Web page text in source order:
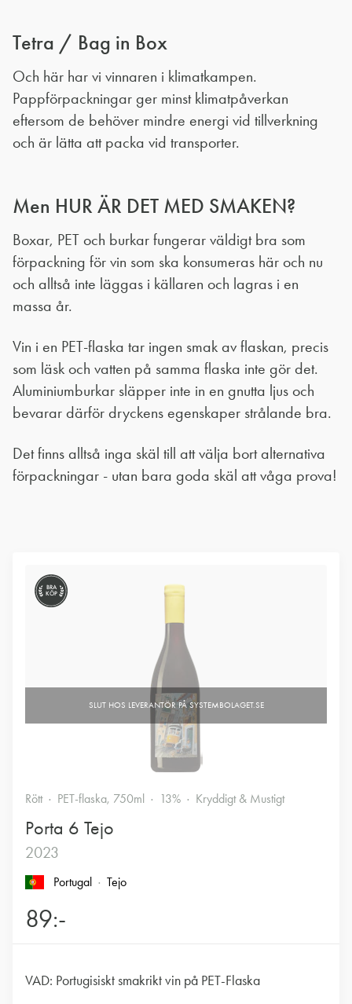
Tetra / Bag in Box
Och här har vi vinnaren i klimatkampen.
Pappförpackningar ger minst klimatpåverkan
eftersom de behöver mindre energi vid tillverkning
och är lätta att packa vid transporter.
Men HUR ÄR DET MED SMAKEN?
Boxar, PET och burkar fungerar väldigt bra som
förpackning för vin som ska konsumeras här och nu
och alltså inte läggas i källaren och lagras i en
massa år.
Vin i en PET-flaska tar ingen smak av flaskan, precis
som läsk och vatten på samma flaska inte gör det.
Aluminiumburkar släpper inte in en gnutta ljus och
bevarar därför dryckens egenskaper strålande bra.
Det finns alltså inga skäl till att välja bort alternativa
förpackningar - utan bara goda skäl att våga prova!
BRA
KÖP
Rött PET-flaska, 750ml 13% Kryddigt & Mustigt
Porta 6 Tejo
2023
Portugal Tejo
89:-
VAD: Portugisiskt smakrikt vin på PET-Flaska